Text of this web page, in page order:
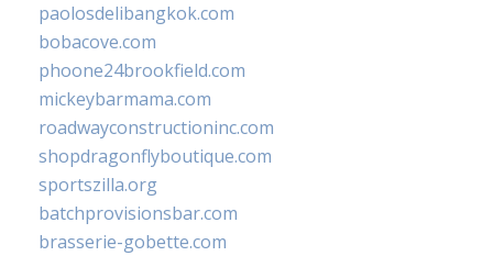
paolosdelibangkok.com
bobacove.com
phoone24brookfield.com
mickeybarmama.com
roadwayconstructioninc.com
shopdragonflyboutique.com
sportszilla.org
batchprovisionsbar.com
brasserie-gobette.com